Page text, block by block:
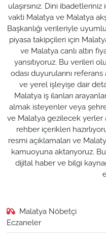
ulaşırsınız. Dini
vakti Malatya ve Malatya
Başkanlığı verileriyle
piyasa takipçileri için
ve Malatya canlı altın
yansıtıyoruz. Bu verileri
odası duyurularını
ve yerel işleyişe dair
Malatya iş ilanları
almak isteyenler veya
ve Malatya gezilecek yerler
rehber içerikleri
resmi açıklamaları ve
kamuoyuna aktarıyoruz.
dijital haber ve bilgi
Malatya Nöbetçi
Eczaneler